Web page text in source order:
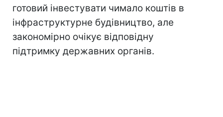
готовий інвестувати чимало коштів в
інфраструктурне будівництво, але
закономірно очікує відповідну
підтримку державних органів.